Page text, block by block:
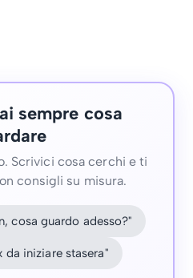
sempre cosa
Scrivici cosa cerchi e ti
consigli su misura.
cosa guardo adesso?"
da iniziare stasera"